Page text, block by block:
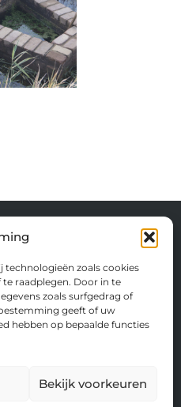
technologieën zoals cookies
raadplegen. Door in te
zoals surfgedrag of
geeft of uw
hebben op bepaalde functies
Bekijk voorkeuren